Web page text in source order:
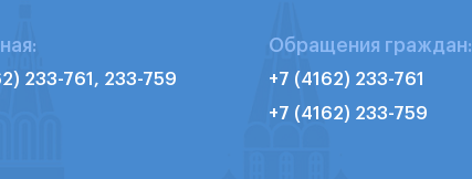
233-761, 233-759
Обращения граждан:
+7 (4162) 233-761
+7 (4162) 233-759